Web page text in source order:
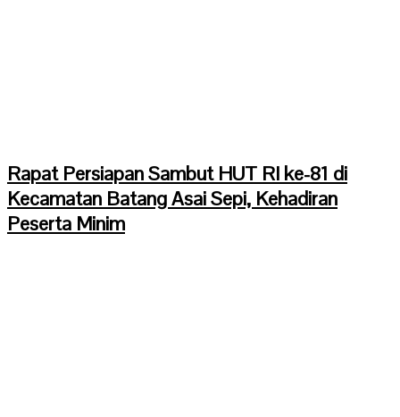
Rapat Persiapan Sambut HUT RI ke-81 di
Kecamatan Batang Asai Sepi, Kehadiran
Peserta Minim